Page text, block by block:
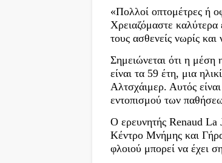
«Πολλοί οπτομέτρες ή
Χρειαζόμαστε καλύτερα
τους ασθενείς νωρίς
Σημειώνεται ότι η μέση
είναι τα 59 έτη, μια
Αλτσχάιμερ. Αυτός
εντοπισμού των
Ο ερευνητής Renaud
Κέντρο Μνήμης και
φλοιού μπορεί να έχει